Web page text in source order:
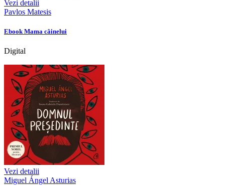
Vezi detalii
Pavlos Matesis
Ebook Mama câinelui
Digital
Vezi detalii
Miguel Ángel Asturias